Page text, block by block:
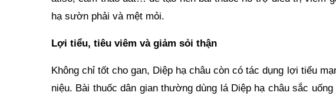
hạ sườn phải và mệt mỏi.
Lợi tiểu, tiêu viêm và giảm sỏi thận
Không chỉ tốt cho gan, Diệp hạ châu còn có tác dụng lợi tiểu
niệu. Bài thuốc dân gian thường dùng lá Diệp hạ châu sắc